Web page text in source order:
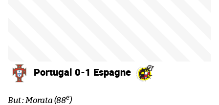
Portugal 0-1 Espagne
But : Morata (88e)